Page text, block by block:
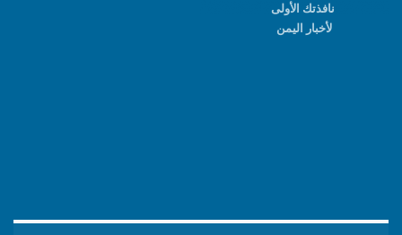
نافذتك الأولى
لأخبار اليمن